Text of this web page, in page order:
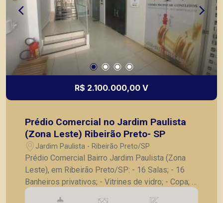
R$ 2.100.000,00 V
Prédio Comercial no Jardim Paulista
(Zona Leste) Ribeirão Preto- SP
Jardim Paulista - Ribeirão Preto/SP
Prédio Comercial Bairro Jardim Paulista (Zona
Leste), em Ribeirão Preto/SP: - 16 Salas; - 16
Banheiros privativos; - Vitrines de vidro; - Copa; -
Sem vaga de garagem. A Piramid tem como